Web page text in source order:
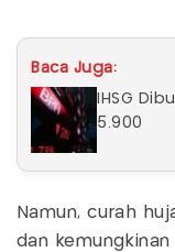
Baca Juga:
IHSG
5.900
Namun, curah
dan